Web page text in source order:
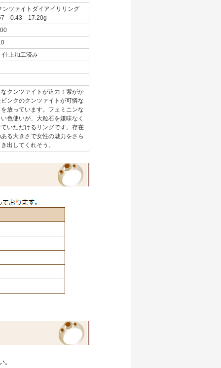
ンツァイトダイアイリリング
0.43 17.20g
上加工済み
クンツァイトが迫力！紫がか
ンクのクンツァイトが可憐な
放っています。フェミニンな
色使いが、大粒石を嫌味なく
いただけるリングです。存在
る大きさで女性の魅力をさら
出してくれそう。
。